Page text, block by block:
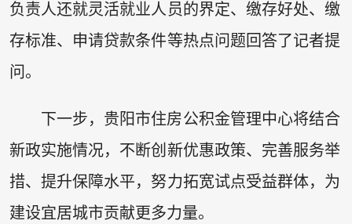
负责人还就灵活就业人员的界定、缴存好处、缴
存标准、申请贷款条件等热点问题回答了记者提
问。
下一步，贵阳市住房公积金管理中心将结合
新政实施情况，不断创新优惠政策、完善服务举
措、提升保障水平，努力拓宽试点受益群体，为
建设宜居城市贡献更多力量。